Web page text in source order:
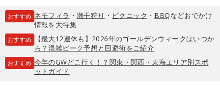
おすすめ ネモフィラ ・ 潮干狩り ・ ピクニック ・ BBQなどおでかけ
情報を大特集
おすすめ
【最大12連休も】2026年のゴールデンウィークはいつか
ら？混雑ピーク予想と回避術をご紹介
おすすめ 今年のGWどこ行く！？関東・関西・東海エリア別スポ
ットガイド